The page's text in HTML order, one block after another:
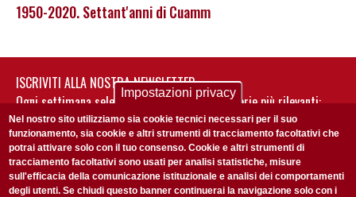
1950-2020. Settant'anni di Cuamm
ISCRIVITI ALLA NOSTRA NEWSLETTER
Ogni settimana selezioniamo per te nostre storie più rilevanti:
non perderti gli aggiornamenti della nostra newsletter
Impostazioni privacy
Nel nostro sito utilizziamo sia cookie tecnici necessari per il suo
funzionamento, sia cookie e altri strumenti di tracciamento facoltativi che
potrai attivare solo con il tuo consenso. Cookie e altri strumenti di
tracciamento facoltativi sono usati per analisi statistiche, misure
sull'efficacia della comunicazione istituzionale e analisi dei comportamenti
degli utenti. Se chiudi questo banner continuerai la navigazione solo con i